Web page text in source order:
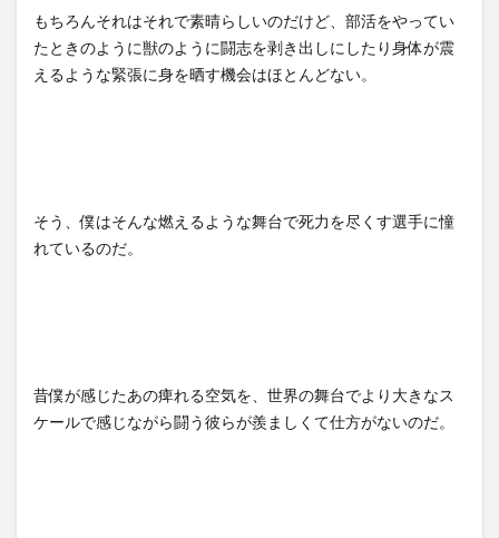
もちろんそれはそれで素晴らしいのだけど、部活をやってい
たときのように獣のように闘志を剥き出しにしたり身体が震
えるような緊張に身を晒す機会はほとんどない。
そう、僕はそんな燃えるような舞台で死力を尽くす選手に憧
れているのだ。
昔僕が感じたあの痺れる空気を、世界の舞台でより大きなス
ケールで感じながら闘う彼らが羨ましくて仕方がないのだ。